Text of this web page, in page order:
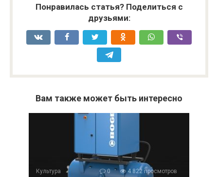
Понравилась статья? Поделиться с
друзьями:
Вам также может быть интересно
Культура 0 4 822 просмотров